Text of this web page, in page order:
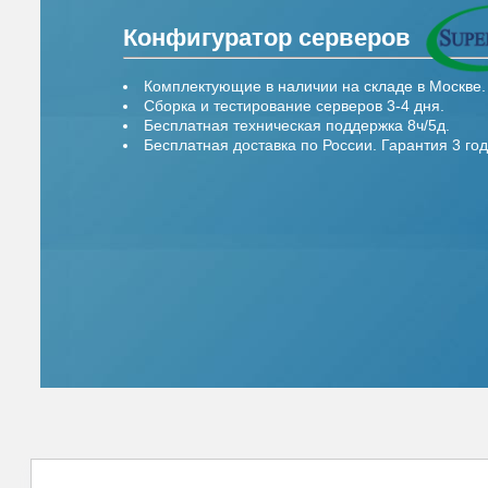
Конфигуратор серверов
Комплектующие в наличии на складе в Москве.
Сборка и тестирование серверов 3-4 дня.
Бесплатная техническая поддержка 8ч/5д.
Бесплатная доставка по России. Гарантия 3